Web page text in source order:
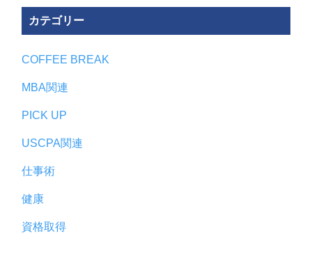
カテゴリー
COFFEE BREAK
MBA関連
PICK UP
USCPA関連
仕事術
健康
資格取得